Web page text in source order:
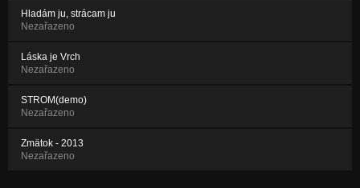
Hladám ju, strácam ju
Nezařazeno
Láska je Vrch
Nezařazeno
STROM(demo)
Nezařazeno
Zmätok - 2013
Nezařazeno